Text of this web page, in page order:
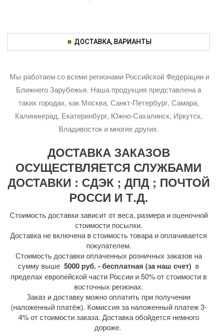
ДОСТАВКА, ВАРИАНТЫ
Мы работаем со всеми регионами Российской Федерации и
Ближнего Зарубежья. Наша продукция представлена в
таких городах, как Москва, Санкт-Петербург, Самара,
Калининград, Екатеринбург, Южно-Сахалинск, Иркутск,
Владивосток и многих других.
ДОСТАВКА ЗАКАЗОВ
ОСУЩЕСТВЛЯЕТСЯ СЛУЖБАМИ
ДОСТАВКИ : СДЭК ; ДПД ; ПОЧТОЙ
РОССИ И Т.Д.
Стоимость доставки зависит от веса, размера и оценочной
стоимости посылки.
Доставка не включена в стоимость товара и оплачивается
покупателем.
Стоимость доставки оплаченных розничных заказов на
сумму выше 5000 руб. - бесплатная (за наш счет) в
пределах европейской части России и 50% от стоимости в
восточных регионах.
Заказ и доставку можно оплатить при получении
(наложенный платёж). Комиссия за наложенный платеж 3-
4% от стоимости заказа. Доставка обойдется немного
дороже.